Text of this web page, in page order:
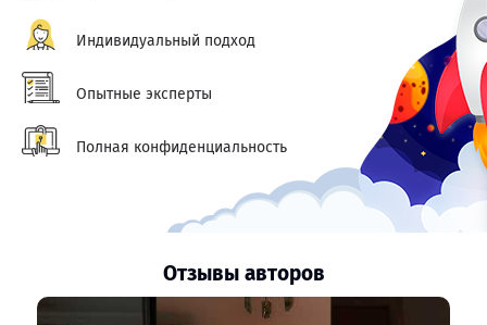
Индивидуальный подход
Опытные эксперты
Полная конфиденциальность
Отзывы авторов